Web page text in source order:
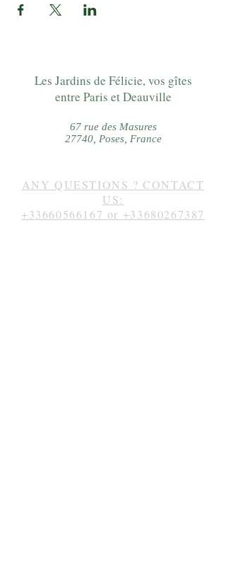
Les Jardins de Félicie, vos gîtes
entre Paris et Deauville
67 rue des Masures
27740, Poses, France
ANY QUESTIONS ? CONTACT
US:
+33660566167 or +33680267387